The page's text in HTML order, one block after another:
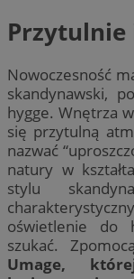
Przytulnie
Nowoczesność
skandynawski,
hygge. Wnętrza
się przytulną
nazwać
natury w
stylu
oświetlenie do
szukać.
Umage,